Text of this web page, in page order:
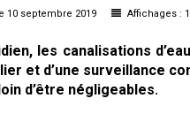
et rapports
•
Assemblée générale
Application du statut
Pouvoirs
Bureaux de l'assemblée
Vote des résolutions
10 septembre 2019 Affichages :
les canalisations
et d’une surveillance
d’être négligeables.